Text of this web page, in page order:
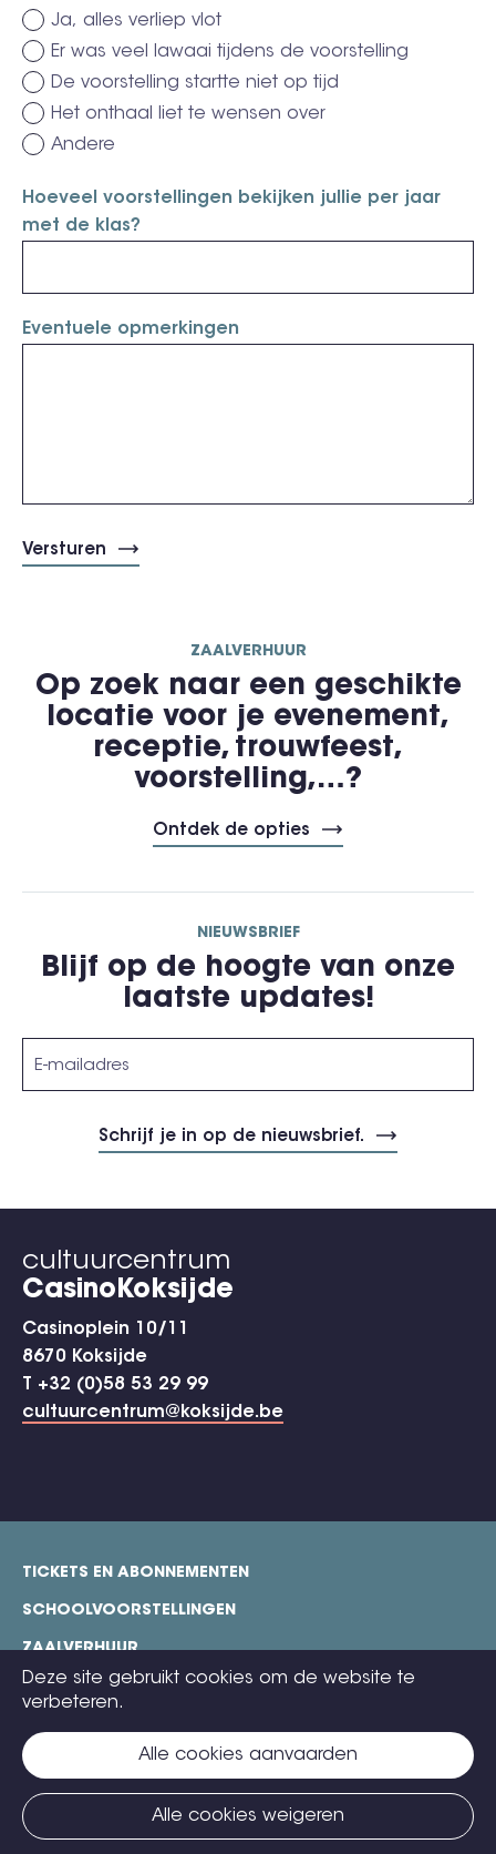
Ja, alles verliep vlot
Er was veel lawaai tijdens de voorstelling
De voorstelling startte niet op tijd
Het onthaal liet te wensen over
Andere
Hoeveel voorstellingen bekijken jullie per jaar
met de klas?
Eventuele opmerkingen
ZAALVERHUUR
Op zoek naar een geschikte
locatie voor je evenement,
receptie, trouwfeest,
voorstelling,…?
Ontdek de opties
NIEUWSBRIEF
Blijf op de hoogte van onze
laatste updates!
cultuurcentrum
CasinoKoksijde
Casinoplein 10/11
8670 Koksijde
T +32 (0)58 53 29 99
cultuurcentrum@koksijde.be
Deze site gebruikt cookies om de website te
verbeteren.
Alle cookies weigeren
Alle cookies aanvaarden
footer
TICKETS EN ABONNEMENTEN
SCHOOLVOORSTELLINGEN
ZAALVERHUUR
TECHNISCHE FICHES
CONTACT
TICKETS